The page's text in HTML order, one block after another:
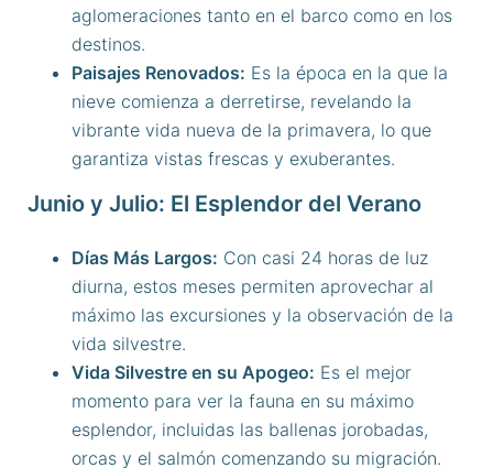
aglomeraciones tanto en el barco como en los
destinos.
Paisajes Renovados: Es la época en la que la
nieve comienza a derretirse, revelando la
vibrante vida nueva de la primavera, lo que
garantiza vistas frescas y exuberantes.
Junio y Julio: El Esplendor del Verano
Días Más Largos: Con casi 24 horas de luz
diurna, estos meses permiten aprovechar al
máximo las excursiones y la observación de la
vida silvestre.
Vida Silvestre en su Apogeo: Es el mejor
momento para ver la fauna en su máximo
esplendor, incluidas las ballenas jorobadas,
orcas y el salmón comenzando su migración.